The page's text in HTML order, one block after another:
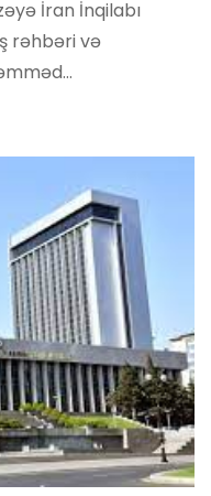
İran İnqilabı
rəhbəri və